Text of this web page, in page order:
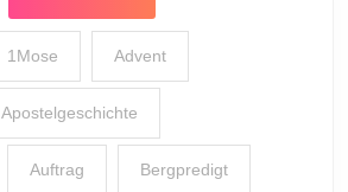
1Mose Advent
Apostelgeschichte
Auftrag Bergpredigt